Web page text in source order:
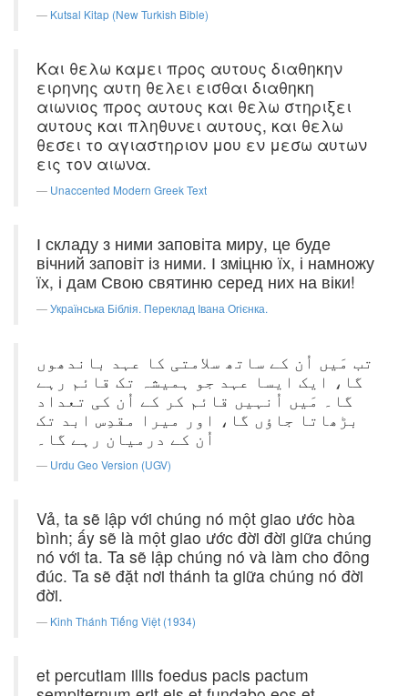
Kutsal Kitap (New Turkish Bible)
Και θελω καμει προς αυτους διαθηκην
ειρηνης αυτη θελει εισθαι διαθηκη
αιωνιος προς αυτους και θελω στηριξει
αυτους και πληθυνει αυτους, και θελω
θεσει το αγιαστηριον μου εν μεσω αυτων
εις τον αιωνα.
Unaccented Modern Greek Text
І складу з ними заповіта миру, це буде
вічний заповіт із ними. І зміцню їх, і намножу
їх, і дам Свою святиню серед них на віки!
Українська Біблія. Переклад Івана Огієнка.
تب مَیں اُن کے ساتھ سلامتی کا عہد باندھوں
گا، ایک ایسا عہد جو ہمیشہ تک قائم رہے
گا۔ مَیں اُنہیں قائم کر کے اُن کی تعداد
بڑھاتا جاؤں گا، اور میرا مقدِس ابد تک
اُن کے درمیان رہے گا۔
Urdu Geo Version (UGV)
Vả, ta sẽ lập với chúng nó một giao ước hòa
bình; ấy sẽ là một giao ước đời đời giữa chúng
nó với ta. Ta sẽ lập chúng nó và làm cho đông
đúc. Ta sẽ đặt nơi thánh ta giữa chúng nó đời
đời.
Kinh Thánh Tiếng Việt (1934)
et percutiam illis foedus pacis pactum